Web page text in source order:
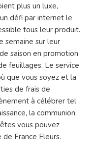
plus un luxe,
défi par internet le
tous leur produit.
semaine sur leur
saison en promotion
feuillages. Le service
que vous soyez et la
de frais de
à célébrer tel
la communion,
vous pouvez
de France Fleurs.